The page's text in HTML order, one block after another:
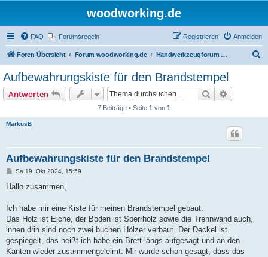
woodworking.de
FAQ Forumsregeln Anmelden
Registrieren
Foren-Übersicht Forum woodworking.de Handwerkzeugforum - das leise Forum
Aufbewahrungskiste für den Brandstempel
Antworten Suche
7 Beiträge • Seite 1 von 1
MarkusB
Aufbewahrungskiste für den Brandstempel
B
i
a
Sa 19. Okt 2024, 15:59
Hallo zusammen,
Ich habe mir eine Kiste für meinen Brandstempel gebaut.
Das Holz ist Eiche, der Boden ist Sperrholz sowie die Trennwand auch,
innen drin sind noch zwei buchen Hölzer verbaut. Der Deckel ist
gespiegelt, das heißt ich habe ein Brett längs aufgesägt und an den
Kanten wieder zusammengeleimt. Mir wurde schon gesagt, dass das